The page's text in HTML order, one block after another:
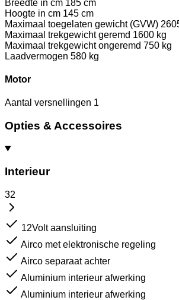
Breedte in cm 185 cm
Hoogte in cm 145 cm
Maximaal toegelaten gewicht (GVW)
Maximaal trekgewicht geremd 1600 kg
Maximaal trekgewicht ongeremd 750 kg
Laadvermogen 580 kg
Motor
Aantal versnellingen 1
Opties & Accessoires
Interieur
32
12Volt aansluiting
Airco met elektronische regeling
Airco separaat achter
Aluminium interieur afwerking
Aluminium interieur afwerking